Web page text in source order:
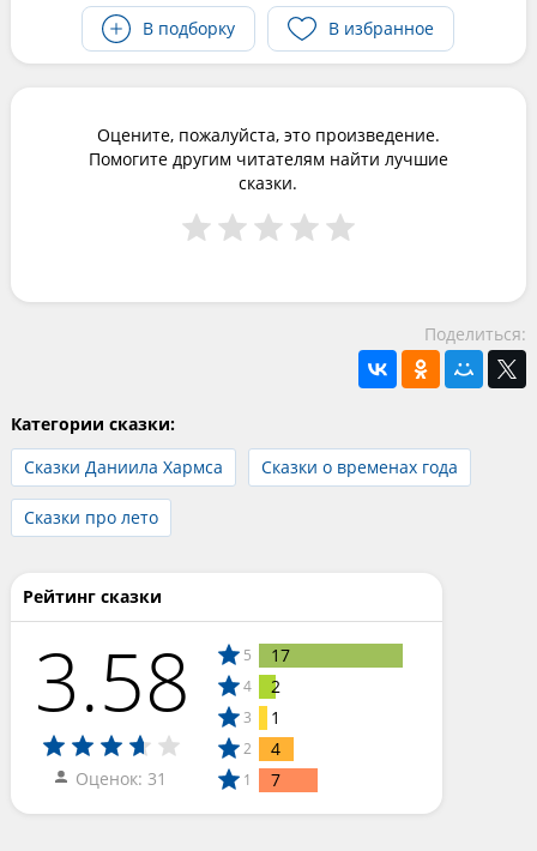
В подборку
В избранное
Оцените, пожалуйста, это произведение.
Помогите другим читателям найти лучшие
сказки.
Поделиться:
Категории сказки:
Сказки Даниила Хармса
Сказки о временах года
Сказки про лето
Рейтинг сказки
3.58
Оценок: 31
5 17
4 2
3 1
2 4
1 7